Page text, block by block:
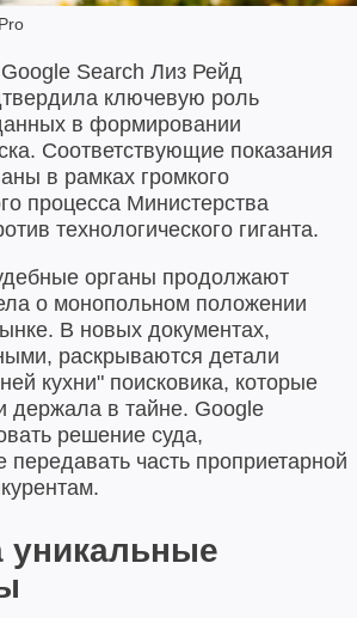
Search Лиз Рейд
ключевую роль
в формировании
Соответствующие показания
в рамках громкого
процесса Министерства
технологического гиганта.
органы продолжают
о монопольном положении
В новых документах,
раскрываются детали
кухни" поисковика, которые
держала в тайне. Google
решение суда,
часть проприетарной
уникальные